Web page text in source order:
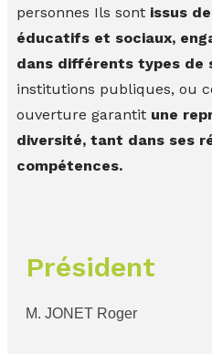
personnes Ils sont issus
éducatifs et sociaux,
dans différents types de
institutions publiques, ou
ouverture garantit une
diversité, tant dans ses
compétences.
Président
M. JONET Roger